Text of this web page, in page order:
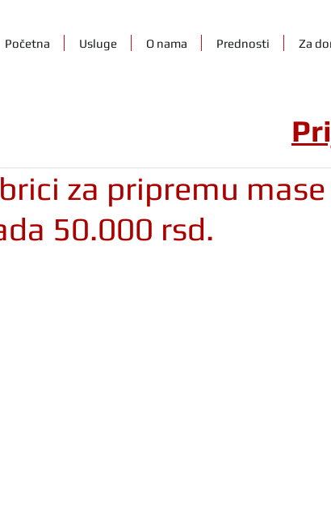
Početna Usluge O nama Prednosti Za
za pripremu mase
50.000 rsd.